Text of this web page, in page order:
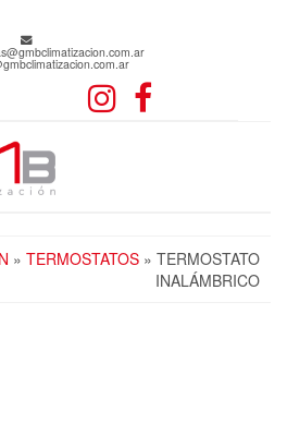
» TERMOSTATOS » TERMOSTATO
INALÁMBRICO